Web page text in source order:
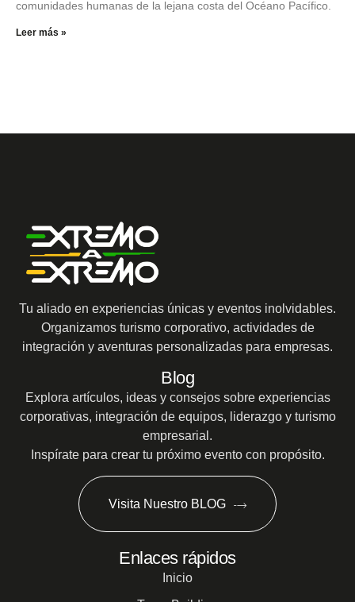
comunidades humanas de la lejana costa del Océano Pacífico.
Leer más »
Tu aliado en experiencias únicas y eventos inolvidables.
Organizamos turismo corporativo, actividades de
integración y aventuras personalizadas para empresas.
Blog
Explora artículos, ideas y consejos sobre experiencias
corporativas, integración de equipos, liderazgo y turismo
empresarial.
Inspírate para crear tu próximo evento con propósito.
Visita Nuestro BLOG
Enlaces rápidos
Inicio